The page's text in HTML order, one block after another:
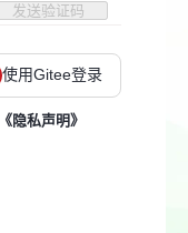
发送验证码
使用Gitee登录
《隐私声明》